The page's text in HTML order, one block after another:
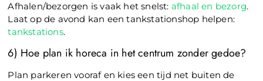
Afhalen/bezorgen is vaak het snelst: afhaal en bezorg.
Laat op de avond kan een tankstationshop helpen:
tankstations.
6) Hoe plan ik horeca in het centrum zonder gedoe?
Plan parkeren vooraf en kies een tijd net buiten de